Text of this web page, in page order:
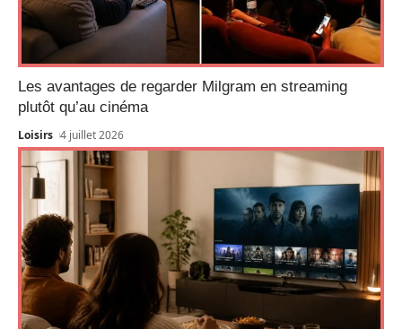
Les avantages de regarder Milgram en streaming
plutôt qu’au cinéma
Loisirs 4 juillet 2026